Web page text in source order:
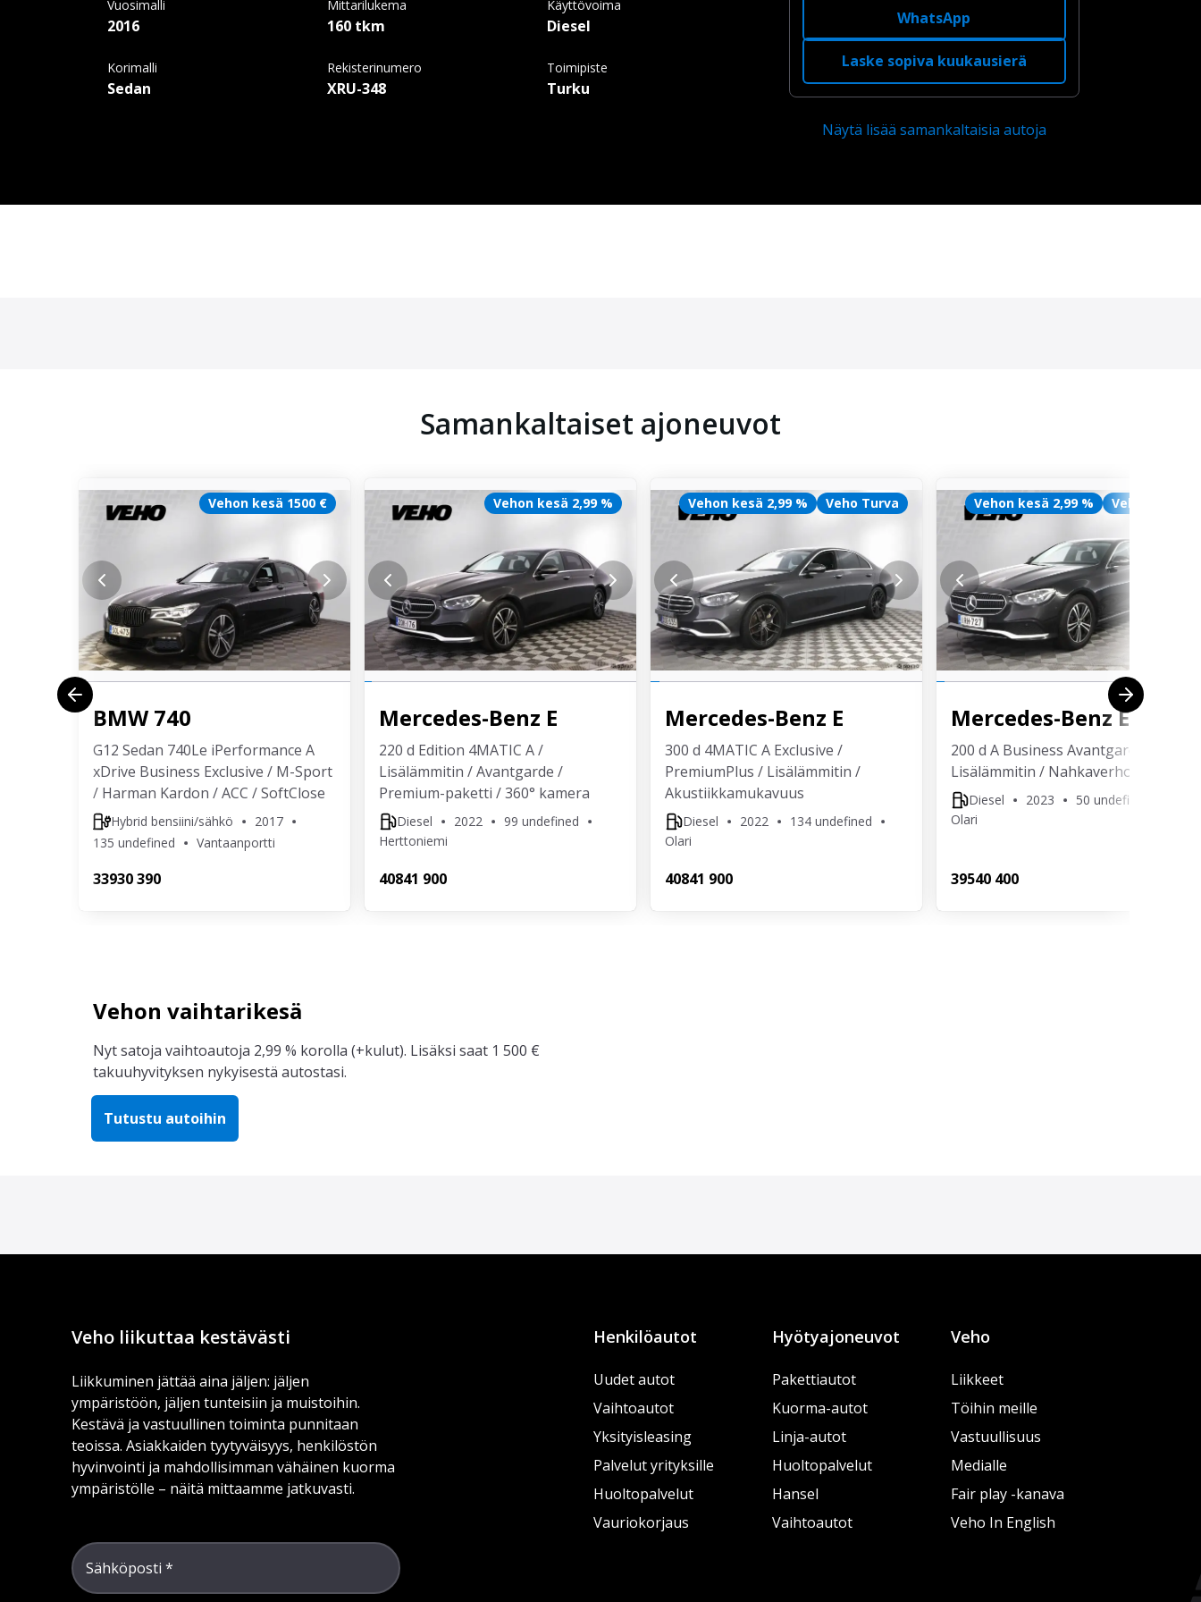
Vuosimalli
2016
Mittarilukema
160 tkm
Käyttövoima
Diesel
Korimalli
Sedan
Rekisterinumero
XRU-348
Toimipiste
Turku
WhatsApp
Laske sopiva kuukausierä
Näytä lisää samankaltaisia autoja
Samankaltaiset ajoneuvot
Vehon kesä 1500 €
BMW 740
G12 Sedan 740Le iPerformance A
xDrive Business Exclusive / M-Sport
/ Harman Kardon / ACC / SoftClose
Hybrid bensiini/sähkö
2017
135 undefined
Vantaanportti
33930 390
Vehon kesä 2,99 %
Mercedes-Benz E
220 d Edition 4MATIC A /
Lisälämmitin / Avantgarde /
Premium-paketti / 360° kamera
Diesel 2022
99 undefined
Herttoniemi
40841 900
Vehon kesä 2,99 % Veho Turva
Mercedes-Benz E
300 d 4MATIC A Exclusive /
PremiumPlus / Lisälämmitin /
Akustiikkamukavuus
Diesel 2022
134 undefined
Olari
40841 900
Vehon kesä 2,99 % Veho Turva
Mercedes-Benz E
200 d A Business Avantgarde /
Lisälämmitin / Nahkaverhoilu
Diesel 2023
50 undefined
Olari
39540 400
Vehon vaihtarikesä
Nyt satoja vaihtoautoja 2,99 % korolla (+kulut). Lisäksi saat 1 500 €
takuuhyvityksen nykyisestä autostasi.
Tutustu autoihin
Veho liikuttaa kestävästi
Liikkuminen jättää aina jäljen: jäljen
ympäristöön, jäljen tunteisiin ja muistoihin.
Kestävä ja vastuullinen toiminta punnitaan
teoissa. Asiakkaiden tyytyväisyys, henkilöstön
hyvinvointi ja mahdollisimman vähäinen kuorma
ympäristölle – näitä mittaamme jatkuvasti.
Sähköposti
Henkilöautot
Uudet autot
Vaihtoautot
Yksityisleasing
Palvelut yrityksille
Huoltopalvelut
Vauriokorjaus
Hyötyajoneuvot
Pakettiautot
Kuorma-autot
Linja-autot
Huoltopalvelut
Hansel
Vaihtoautot
Veho
Liikkeet
Töihin meille
Vastuullisuus
Medialle
Fair play -kanava
Veho In English